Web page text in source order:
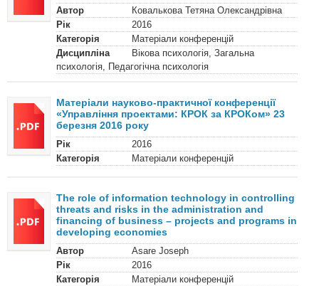
Автор
Ковалькова Тетяна Олександрівна
Рік
2016
Категорія
Матеріали конференцій
Дисципліна
Вікова психологія, Загальна
психологія, Педагогічна психологія
Матеріали науково-практичної конференції
«Управління проектами: КРОК за КРОКом» 23
березня 2016 року
Рік
2016
Категорія
Матеріали конференцій
The role of information technology in controlling
threats and risks in the administration and
financing of business – projects and programs in
developing economies
Автор
Asare Joseph
Рік
2016
Категорія
Матеріали конференцій